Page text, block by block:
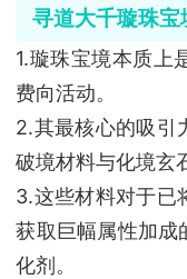
寻道大千璇珠
1.璇珠宝境本质上
费向活动。
2.其最核心的吸引
破境材料与化境玄
3.这些材料对于已
获取巨幅属性加成
化剂。